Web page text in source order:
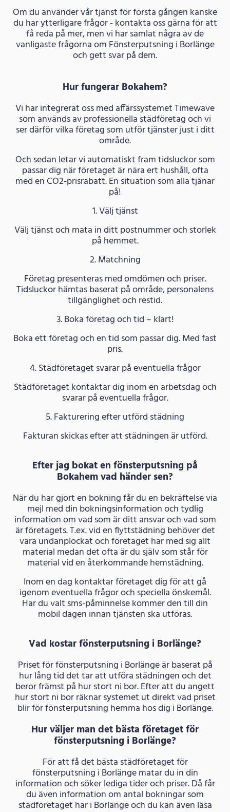
Om du använder vår tjänst för första gången kanske
du har ytterligare frågor - kontakta oss gärna för att
få reda på mer, men vi har samlat några av de
vanligaste frågorna om Fönsterputsning i Borlänge
och gett svar på dem.
Hur fungerar Bokahem?
Vi har integrerat oss med affärssystemet Timewave
som används av professionella städföretag och vi
ser därför vilka företag som utför tjänster just i ditt
område.
Och sedan letar vi automatiskt fram tidsluckor som
passar dig när företaget är nära ert hushåll, ofta
med en CO2-prisrabatt. En situation som alla tjänar
på!
1. Välj tjänst
Välj tjänst och mata in ditt postnummer och storlek
på hemmet.
2. Matchning
Företag presenteras med omdömen och priser.
Tidsluckor hämtas baserat på område, personalens
tillgänglighet och restid.
3. Boka företag och tid – klart!
Boka ett företag och en tid som passar dig. Med fast
pris.
4. Städföretaget svarar på eventuella frågor
Städföretaget kontaktar dig inom en arbetsdag och
svarar på eventuella frågor.
5. Fakturering efter utförd städning
Fakturan skickas efter att städningen är utförd.
Efter jag bokat en fönsterputsning på
Bokahem vad händer sen?
När du har gjort en bokning får du en bekräftelse via
mejl med din bokningsinformation och tydlig
information om vad som är ditt ansvar och vad som
är företagets. T.ex. vid en flyttstädning behöver det
vara undanplockat och företaget har med sig allt
material medan det ofta är du själv som står för
material vid en återkommande hemstädning.
Inom en dag kontaktar företaget dig för att gå
igenom eventuella frågor och speciella önskemål.
Har du valt sms-påminnelse kommer den till din
mobil dagen innan tjänsten ska utföras.
Vad kostar fönsterputsning i Borlänge?
Priset för fönsterputsning i Borlänge är baserat på
hur lång tid det tar att utföra städningen och det
beror främst på hur stort ni bor. Efter att du angett
hur stort ni bor räknar systemet ut direkt vad priset
blir för fönsterputsning hemma hos dig i Borlänge.
Hur väljer man det bästa företaget för
fönsterputsning i Borlänge?
För att få det bästa städföretaget för
fönsterputsning i Borlänge matar du in din
information och söker lediga tider och priser. Då får
du även information om antal bokningar som
städföretaget har i Borlänge och du kan även läsa